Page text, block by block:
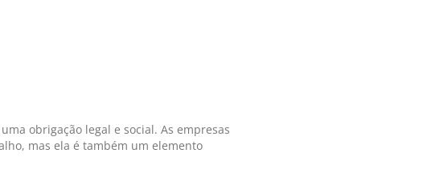
obrigação legal e social. As empresas
mas ela é também um elemento